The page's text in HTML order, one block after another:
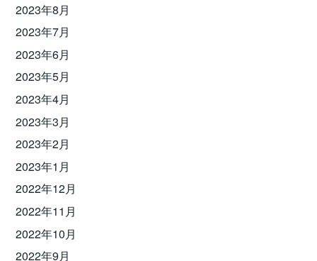
2023年8月
2023年7月
2023年6月
2023年5月
2023年4月
2023年3月
2023年2月
2023年1月
2022年12月
2022年11月
2022年10月
2022年9月